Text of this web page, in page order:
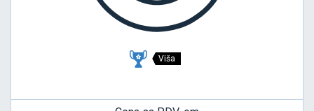
Viša